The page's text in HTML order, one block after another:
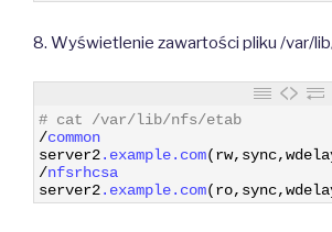
8. Wyświetlenie zawartości pliku /var/
# cat /var/lib/nfs/etab
/common
server2.example.com(rw, sync,
/nfsrhcsa
server2.example.com(ro, sync,